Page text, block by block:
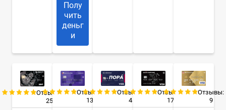
Полу
чить
деньг
и
Отзывы:
25
Отзывы:
13
Отзывы:
4
Отзывы:
17
Отзывы:
9